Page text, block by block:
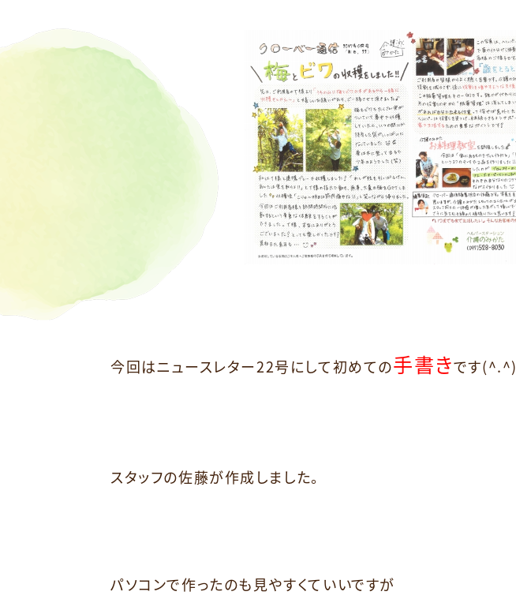
今回はニュースレター22号にして初めての手書きです(^.^)
スタッフの佐藤が作成しました。
パソコンで作ったのも見やすくていいですが